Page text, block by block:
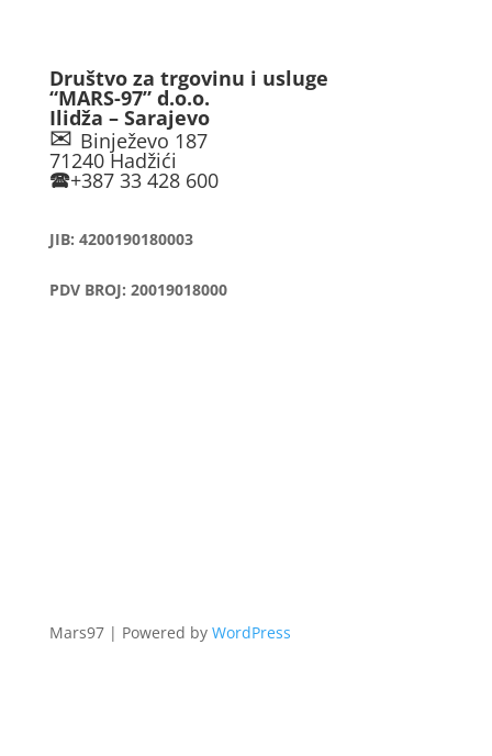
Društvo za trgovinu i usluge
“MARS-97” d.o.o.
Ilidža – Sarajevo
✉Binježevo 187
71240 Hadžići
🕿+387 33 428 600
JIB: 4200190180003
PDV BROJ: 20019018000
Mars97 | Powered by WordPress